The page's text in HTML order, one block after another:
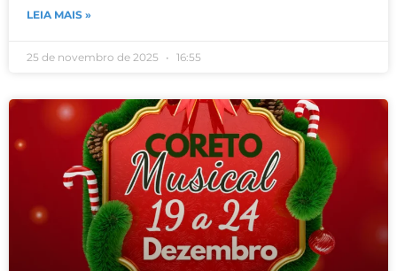
LEIA MAIS »
25 de novembro de 2025 16:55